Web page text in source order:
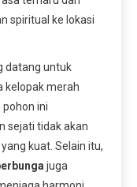
spiritual ke lokasi
datang untuk
kelopak merah
ini
sejati tidak akan
kuat. Selain itu,
juga